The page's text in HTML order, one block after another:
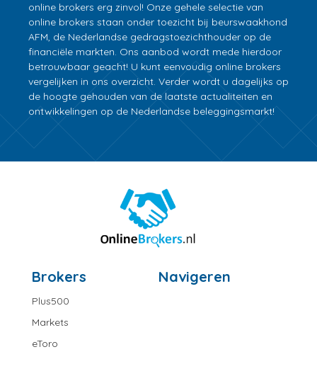
online brokers erg zinvol! Onze gehele selectie van
online brokers staan onder toezicht bij beurswaakhond
AFM, de Nederlandse gedragstoezichthouder op de
financiële markten. Ons aanbod wordt mede hierdoor
betrouwbaar geacht! U kunt eenvoudig online brokers
vergelijken in ons overzicht. Verder wordt u dagelijks op
de hoogte gehouden van de laatste actualiteiten en
ontwikkelingen op de Nederlandse beleggingsmarkt!
Brokers
Plus500
Markets
eToro
Navigeren